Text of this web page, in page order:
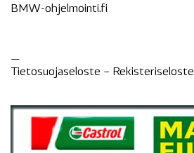
BMW-ohjelmointi.fi
—
Tietosuojaseloste – Rekisteriseloste